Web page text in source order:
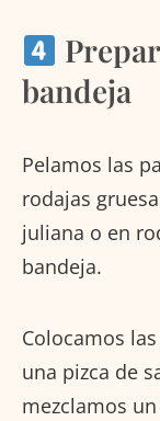
bandeja
Pelamos las
rodajas
juliana o en
bandeja.
Colocamos
una pizca de
mezclamos